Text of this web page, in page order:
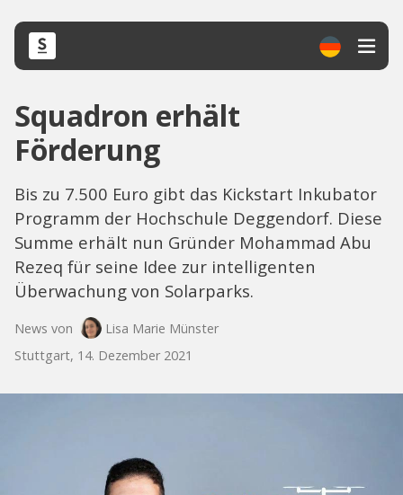
Squadron erhält
Förderung
Bis zu 7.500 Euro gibt das Kickstart Inkubator
Programm der Hochschule Deggendorf. Diese
Summe erhält nun Gründer Mohammad Abu
Rezeq für seine Idee zur intelligenten
Überwachung von Solarparks.
News von
Lisa Marie Münster
Stuttgart, 14. Dezember 2021